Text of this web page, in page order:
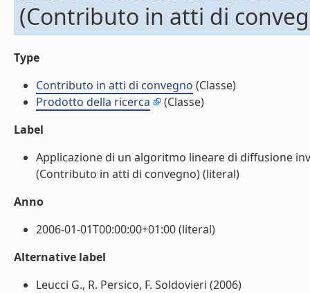
(Contributo in atti di
Type
Contributo in atti di convegno (Classe)
Prodotto della ricerca
(Classe)
Label
Applicazione di un algoritmo lineare di diffusione
(Contributo in atti di convegno) (literal)
Anno
2006-01-01T00:00:00+01:00 (literal)
Alternative label
Leucci G., R. Persico, F. Soldovieri (2006)